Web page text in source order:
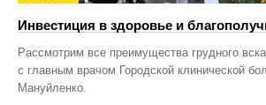
Инвестиция в здоровье и
Рассмотрим все преимущества грудного
с главным врачом Городской клинической
Мануйленко.